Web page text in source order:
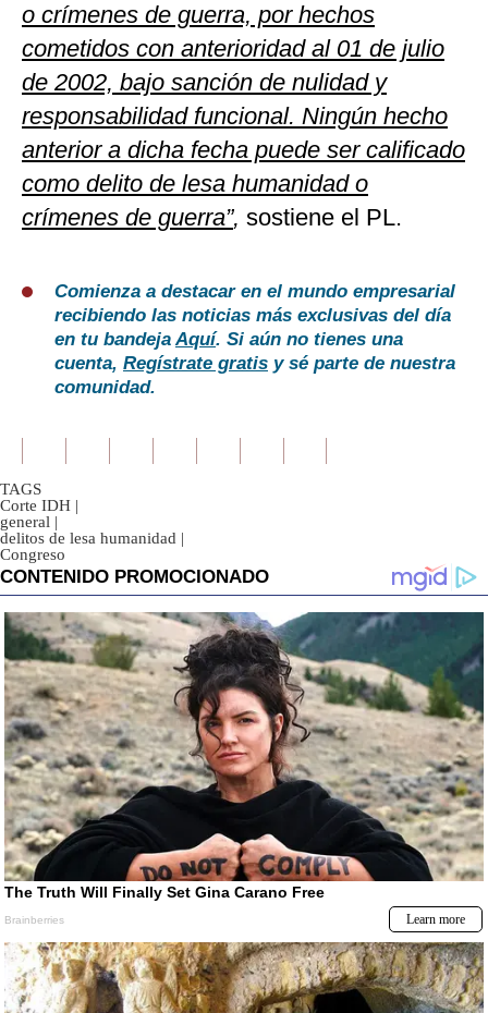
o crímenes de guerra, por hechos
cometidos con anterioridad al 01 de julio
de 2002, bajo sanción de nulidad y
responsabilidad funcional. Ningún hecho
anterior a dicha fecha puede ser calificado
como delito de lesa humanidad o
crímenes de guerra”, sostiene el PL.
Comienza a destacar en el mundo empresarial
recibiendo las noticias más exclusivas del día
en tu bandejaAquí. Si aún no tienes una
cuenta, Regístrate gratis y sé parte de nuestra
comunidad.
TAGS
Corte IDH |
general |
delitos de lesa humanidad |
Congreso